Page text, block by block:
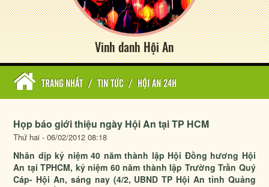
Vinh danh Hội An
TRANG NHẤT / TIN TỨC / HỘI AN 24H
Họp báo giới thiệu ngày Hội An tại TP HCM
Thứ hai - 06/02/2012 08:18
Nhân dịp kỷ niệm 40 năm thành lập Hội Đồng hương Hội
An tại TPHCM, kỷ niệm 60 năm thành lập Trường Trần Quý
Cáp- Hội An, sáng nay (4/2, UBND TP Hội An tỉnh Quảng